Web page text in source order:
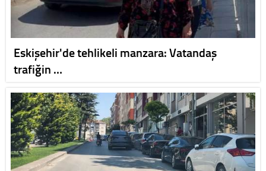
Eskişehir'de tehlikeli manzara: Vatandaş
trafiğin …